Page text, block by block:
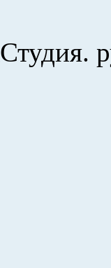
Студия.